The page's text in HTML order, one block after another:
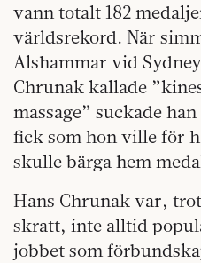
vann totalt 182
världsrekord. När
Alshammar vid
Chrunak kallade
massage” suckade
fick som hon ville för
skulle bärga hem
Hans Chrunak var,
skratt, inte alltid
jobbet som